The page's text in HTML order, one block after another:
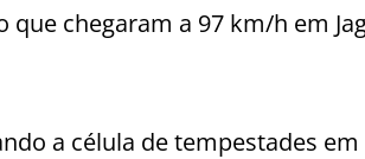
chegaram a 97 km/h em
a célula de tempestades em